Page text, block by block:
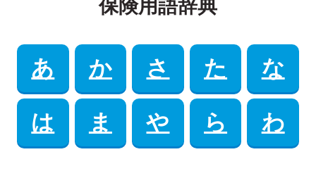
保険用語辞典
あ か さ た な
は ま や ら わ